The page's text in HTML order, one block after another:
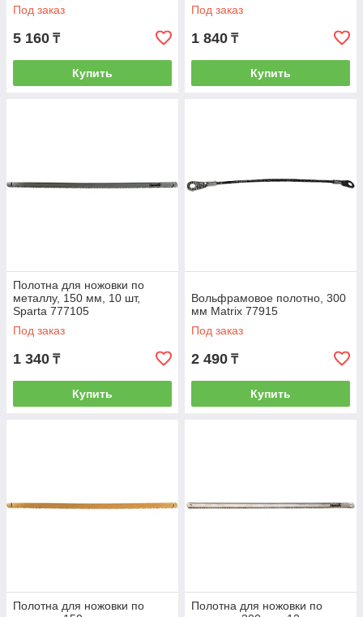
Под заказ
5 160 ₸
Купить
Под заказ
1 840 ₸
Купить
Полотна для ножовки по
металлу, 150 мм, 10 шт,
Sparta 777105
Под заказ
1 340 ₸
Купить
Вольфрамовое полотно, 300
мм Matrix 77915
Под заказ
2 490 ₸
Купить
Полотна для ножовки по
Полотна для ножовки по